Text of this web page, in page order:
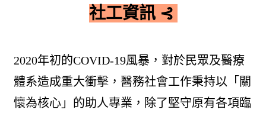
社工資訊⊰
2020年初的COVID-19風暴，對於民眾及醫療
體系造成重大衝擊，醫務社會工作秉持以「關
懷為核心」的助人專業，除了堅守原有各項臨